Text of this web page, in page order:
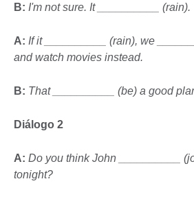
B: I'm not sure. It __________ (rain).
A: If it __________ (rain), we
and watch movies instead.
B: That __________ (be) a good
Diálogo 2
A: Do you think John __________
tonight?